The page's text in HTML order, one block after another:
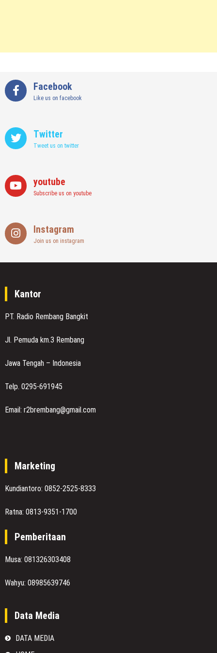
Facebook
Like us on facebook
Twitter
Tweet us on twitter
youtube
Subscribe us on youtube
Instagram
Join us on instagram
Kantor
PT. Radio Rembang Bangkit
Jl. Pemuda km.3 Rembang
Jawa Tengah – Indonesia
Telp. 0295-691945
Email: r2brembang@gmail.com
Marketing
Kundiantoro: 0852-2525-8333
Ratna: 0813-9351-1700
Pemberitaan
Musa: 081326303408
Wahyu: 08985639746
Data Media
DATA MEDIA